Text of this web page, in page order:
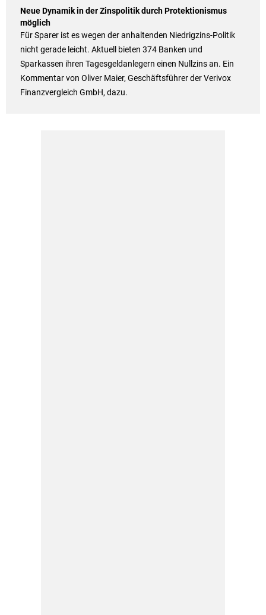
Neue Dynamik in der Zinspolitik durch Protektionismus
möglich
Für Sparer ist es wegen der anhaltenden Niedrigzins-Politik
nicht gerade leicht. Aktuell bieten 374 Banken und
Sparkassen ihren Tagesgeldanlegern einen Nullzins an. Ein
Kommentar von Oliver Maier, Geschäftsführer der Verivox
Finanzvergleich GmbH, dazu.